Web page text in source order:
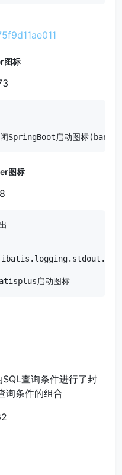
图标
SpringBoot启动图标
图标
启动图标
查询条件进行了封
询条件的组合